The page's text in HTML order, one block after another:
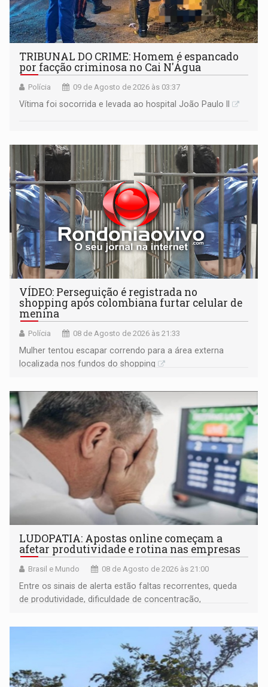
TRIBUNAL DO CRIME: Homem é espancado
por facção criminosa no Cai N'Água
Polícia 09 de Agosto de 2026 às 03:37
Vítima foi socorrida e levada ao hospital João Paulo II
VÍDEO: Perseguição é registrada no
shopping após colombiana furtar celular de
menina
Polícia 08 de Agosto de 2026 às 21:33
Mulher tentou escapar correndo para a área externa
localizada nos fundos do shopping
LUDOPATIA: Apostas online começam a
afetar produtividade e rotina nas empresas
Brasil e Mundo 08 de Agosto de 2026 às 21:00
Entre os sinais de alerta estão faltas recorrentes, queda
de produtividade, dificuldade de concentração,